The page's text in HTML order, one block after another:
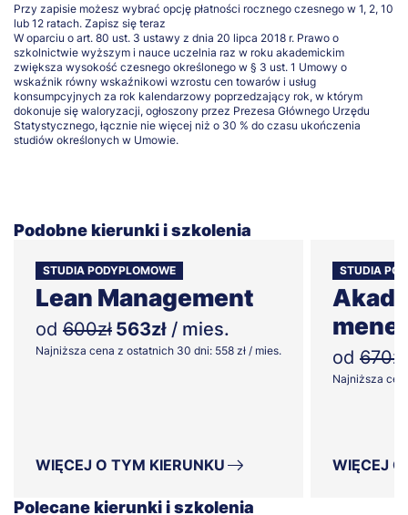
Przy zapisie możesz wybrać opcję płatności rocznego czesnego w 1, 2, 10
lub 12 ratach. Zapisz się teraz
W oparciu o art. 80 ust. 3 ustawy z dnia 20 lipca 2018 r. Prawo o
szkolnictwie wyższym i nauce uczelnia raz w roku akademickim
zwiększa wysokość czesnego określonego w § 3 ust. 1 Umowy o
wskaźnik równy wskaźnikowi wzrostu cen towarów i usług
konsumpcyjnych za rok kalendarzowy poprzedzający rok, w którym
dokonuje się waloryzacji, ogłoszony przez Prezesa Głównego Urzędu
Statystycznego, łącznie nie więcej niż o 30 % do czasu ukończenia
studiów określonych w Umowie.
Podobne kierunki i szkolenia
STUDIA PODYPLOMOWE
Lean Management
od 600zł 563zł / mies.
Najniższa cena z ostatnich 30 dni: 558 zł / mies.
WIĘCEJ O TYM KIERUNKU
STUDIA
od 670zł
Najniższa
WIĘCEJ
Polecane kierunki i szkolenia